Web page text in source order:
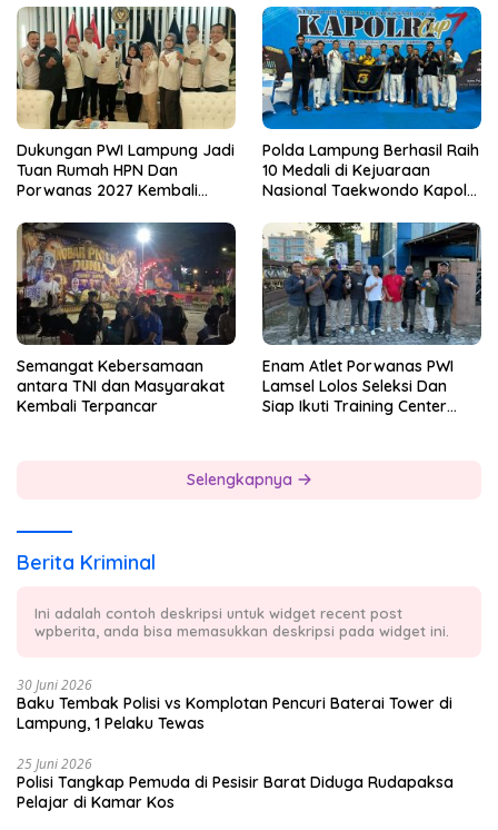
Dukungan PWI Lampung Jadi
Tuan Rumah HPN Dan
Porwanas 2027 Kembali
Pol.Rudi Setiawan
Polda Lampung Berhasil Raih
10 Medali di Kejuaraan
Nasional Taekwondo Kapolri
Semangat Kebersamaan
antara TNI dan Masyarakat
Kembali Terpancar
Enam Atlet Porwanas PWI
Lamsel Lolos Seleksi Dan
Siap Ikuti Training Center
Selengkapnya
Berita Kriminal
Ini adalah contoh deskripsi untuk widget recent post
wpberita, anda bisa memasukkan deskripsi pada widget ini.
30 Juni 2026
Baku Tembak Polisi vs Komplotan Pencuri Baterai Tower di
Lampung, 1 Pelaku Tewas
25 Juni 2026
Polisi Tangkap Pemuda di Pesisir Barat Diduga Rudapaksa
Pelajar di Kamar Kos